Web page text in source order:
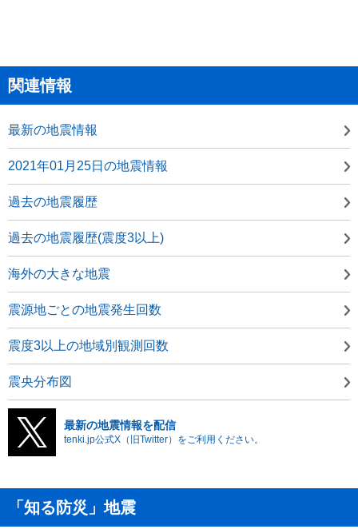
関連情報
最新の地震情報
2021年01月25日の地震情報
過去の地震履歴
過去の地震履歴(震度3以上)
海外の大きな地震
震源地ごとの地震発生回数
震度3以上の地域別観測回数
震央分布図
最新の地震情報を配信
tenki.jp公式X（旧Twitter）をご利用ください。
「知る防災」地震